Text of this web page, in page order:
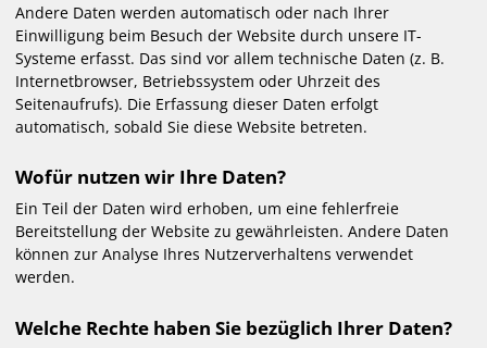
Andere Daten werden automatisch oder nach Ihrer
Einwilligung beim Besuch der Website durch unsere IT-
Systeme erfasst. Das sind vor allem technische Daten (z. B.
Internetbrowser, Betriebssystem oder Uhrzeit des
Seitenaufrufs). Die Erfassung dieser Daten erfolgt
automatisch, sobald Sie diese Website betreten.
Wofür nutzen wir Ihre Daten?
Ein Teil der Daten wird erhoben, um eine fehlerfreie
Bereitstellung der Website zu gewährleisten. Andere Daten
können zur Analyse Ihres Nutzerverhaltens verwendet
werden.
Welche Rechte haben Sie bezüglich Ihrer Daten?